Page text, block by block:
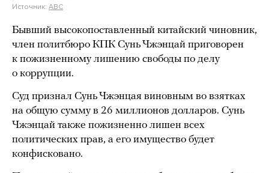
Источник: ABC
Бывший высокопоставленный китайский чиновник,
член политбюро КПК Сунь Чжэнцай приговорен
к пожизненному лишению свободы по делу
о коррупции.
Суд признал Сунь Чжэнцая виновным во взятках
на общую сумму в 26 миллионов долларов. Сунь
Чжэнцай также пожизненно лишен всех
политических прав, а его имущество будет
конфисковано.